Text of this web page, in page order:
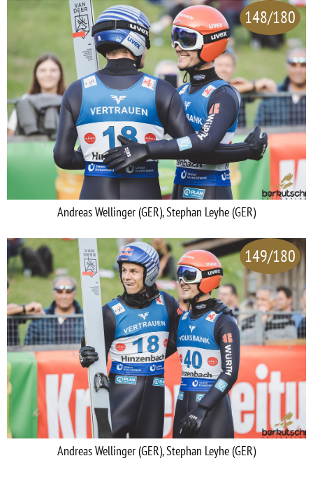
148/180
Andreas Wellinger (GER), Stephan Leyhe (GER)
149/180
Andreas Wellinger (GER), Stephan Leyhe (GER)